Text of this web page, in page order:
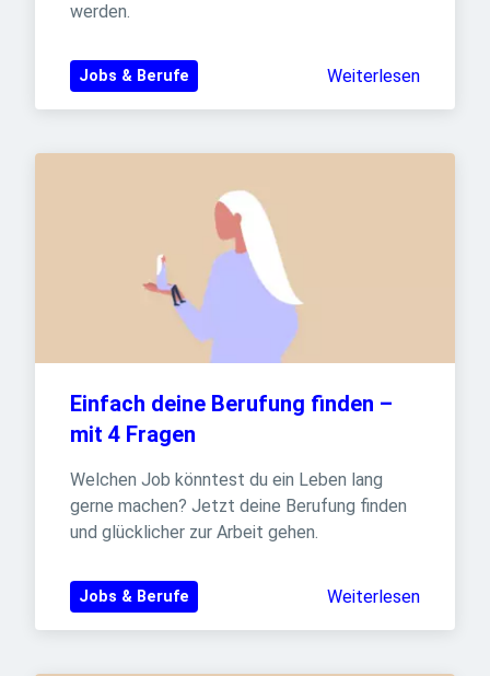
werden.
Jobs & Berufe Weiterlesen
Einfach deine Berufung finden –
mit 4 Fragen
Welchen Job könntest du ein Leben lang
gerne machen? Jetzt deine Berufung finden
und glücklicher zur Arbeit gehen.
Jobs & Berufe Weiterlesen